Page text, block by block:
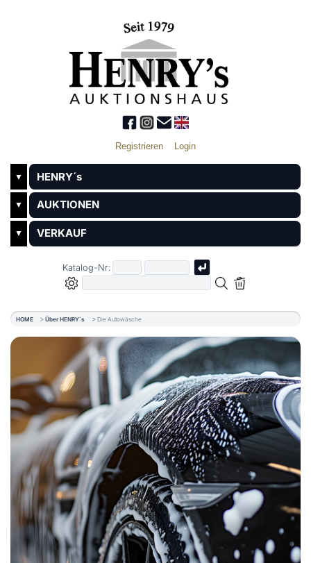
Registrieren Login
▼ HENRY´s
▼ AUKTIONEN
▼ VERKAUF
Katalog-Nr:
HOME Über HENRY´s Die Autowäsche